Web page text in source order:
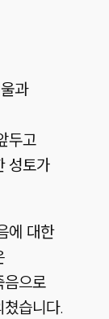
과
두고
성토가
에 대한
음으로
습니다.